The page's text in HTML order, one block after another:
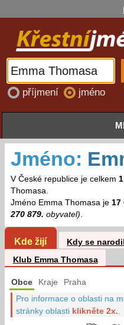
příjmení jméno
Jméno:
V České republice je celkem 1
Thomasa.
Jméno Emma Thomasa je 17
270 879. obyvatel).
Kde žijí Kdy se
Klub Emma Thomasa
Obce Kraje Praha
Pro informace o oblasti na
stránky oblasti klikněte 2x.